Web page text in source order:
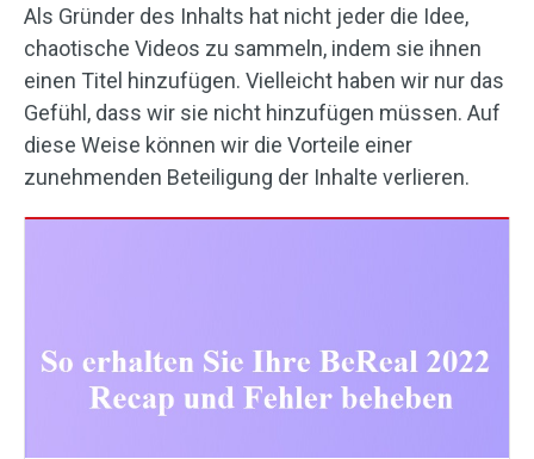
Als Gründer des Inhalts hat nicht jeder die Idee,
chaotische Videos zu sammeln, indem sie ihnen
einen Titel hinzufügen. Vielleicht haben wir nur das
Gefühl, dass wir sie nicht hinzufügen müssen. Auf
diese Weise können wir die Vorteile einer
zunehmenden Beteiligung der Inhalte verlieren.